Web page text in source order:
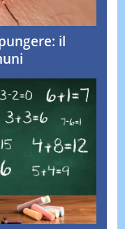
il